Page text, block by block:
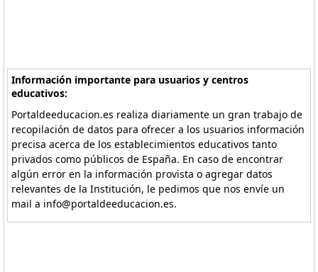
Información importante para usuarios y centros
educativos:
Portaldeeducacion.es realiza diariamente un gran trabajo de
recopilación de datos para ofrecer a los usuarios información
precisa acerca de los establecimientos educativos tanto
privados como públicos de España. En caso de encontrar
algún error en la información provista o agregar datos
relevantes de la Institución, le pedimos que nos envíe un
mail a info@portaldeeducacion.es.